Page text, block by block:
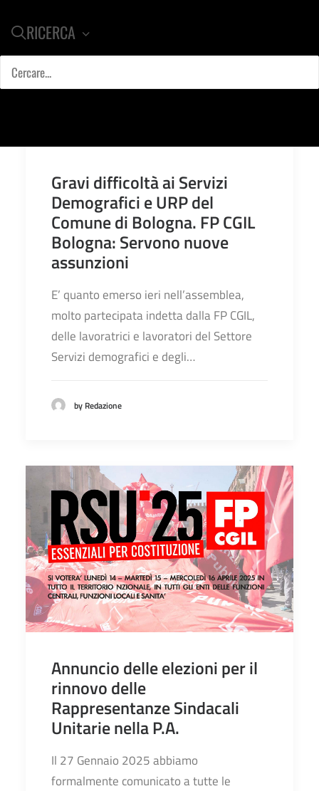
RICERCA
Gravi difficoltà ai Servizi
Demografici e URP del
Comune di Bologna. FP CGIL
Bologna: Servono nuove
assunzioni
E’ quanto emerso ieri nell’assemblea,
molto partecipata indetta dalla FP CGIL,
delle lavoratrici e lavoratori del Settore
Servizi demografici e degli…
by Redazione
Annuncio delle elezioni per il
rinnovo delle
Rappresentanze Sindacali
Unitarie nella P.A.
Il 27 Gennaio 2025 abbiamo
formalmente comunicato a tutte le